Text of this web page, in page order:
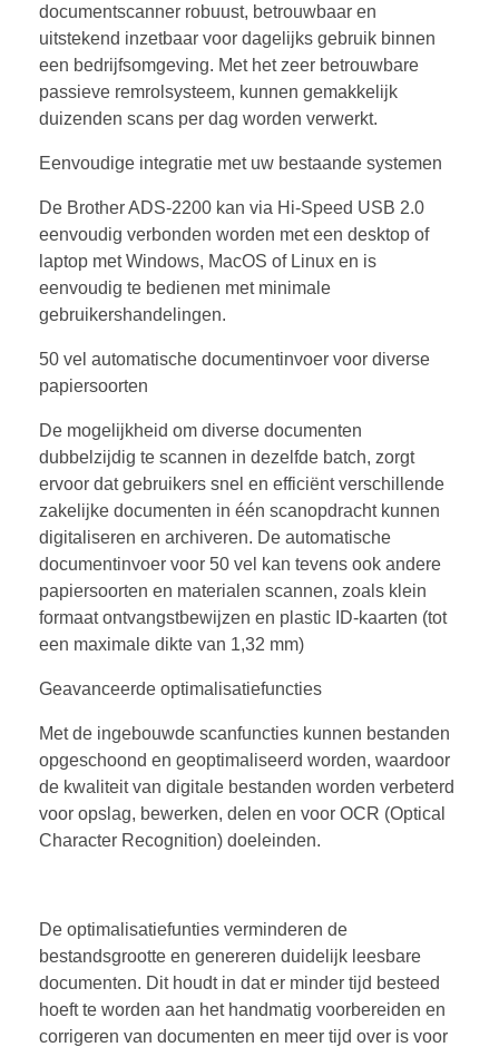
documentscanner robuust, betrouwbaar en
uitstekend inzetbaar voor dagelijks gebruik binnen
een bedrijfsomgeving. Met het zeer betrouwbare
passieve remrolsysteem, kunnen gemakkelijk
duizenden scans per dag worden verwerkt.
Eenvoudige integratie met uw bestaande systemen
De Brother ADS-2200 kan via Hi-Speed USB 2.0
eenvoudig verbonden worden met een desktop of
laptop met Windows, MacOS of Linux en is
eenvoudig te bedienen met minimale
gebruikershandelingen.
50 vel automatische documentinvoer voor diverse
papiersoorten
De mogelijkheid om diverse documenten
dubbelzijdig te scannen in dezelfde batch, zorgt
ervoor dat gebruikers snel en efficiënt verschillende
zakelijke documenten in één scanopdracht kunnen
digitaliseren en archiveren. De automatische
documentinvoer voor 50 vel kan tevens ook andere
papiersoorten en materialen scannen, zoals klein
formaat ontvangstbewijzen en plastic ID-kaarten (tot
een maximale dikte van 1,32 mm)
Geavanceerde optimalisatiefuncties
Met de ingebouwde scanfuncties kunnen bestanden
opgeschoond en geoptimaliseerd worden, waardoor
de kwaliteit van digitale bestanden worden verbeterd
voor opslag, bewerken, delen en voor OCR (Optical
Character Recognition) doeleinden.
De optimalisatiefunties verminderen de
bestandsgrootte en genereren duidelijk leesbare
documenten. Dit houdt in dat er minder tijd besteed
hoeft te worden aan het handmatig voorbereiden en
corrigeren van documenten en meer tijd over is voor